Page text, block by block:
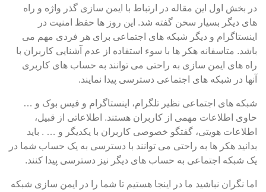
در بخش اول این مقاله در ارتباط با ایمن سازی گذر واژه و راه
های دیگر بسیار سخن گفته شد. این روز ها حفظ امنیت در
اینستاگرام و دیگر شبکه های اجتماعی برای هر فردی مهم می
باشد. متاسفانه هکر ها با سوء استفاده از عدم آشنایی کاربران با
راه های ایمن سازی به راحتی می توانند به حساب های کاربری
آنها در شبکه های اجتماعی دسترسی پیدا نمایند.
شبکه های اجتماعی نظیر تلگرام، اینستاگرام و فیس بوک و …
حاوی اطلاعات مهمی از کاربران هستند. اطلاعاتی از قبیل،
اطلاعات هویتی، گفتگو خصوصی کاربران با یکدیگر و … . باید
بدانید هکر ها به راحتی می توانند با دسترسی به یک حساب شما در
یک شبکه اجتماعی به حساب های دیگر نیز دسترسی پیدا کنند.
اما نگران نباشید ما در اینجا هستیم تا شما را در ایمن سازی شبکه